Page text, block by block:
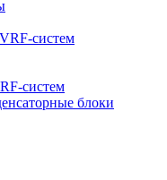
систем
систем
блоки